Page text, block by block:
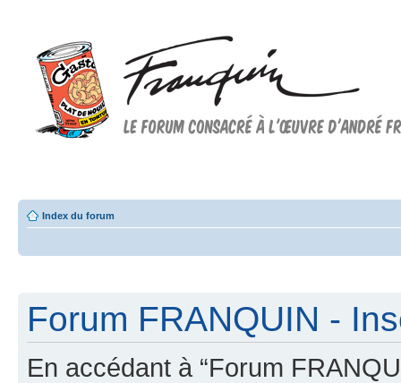
Index du forum
Forum FRANQUIN -
En accédant à “Forum